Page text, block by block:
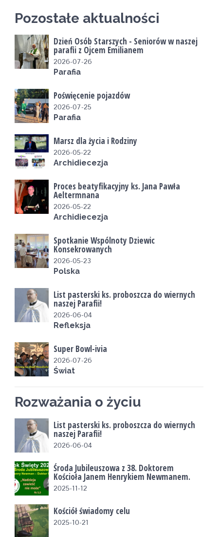
Pozostałe aktualności
Dzień Osób Starszych - Seniorów w naszej
parafii z Ojcem Emilianem
2026-07-26
Parafia
Poświęcenie pojazdów
2026-07-25
Parafia
Marsz dla życia i Rodziny
2026-05-22
Archidiecezja
Proces beatyfikacyjny ks. Jana Pawła
Aeltermnana
2026-05-22
Archidiecezja
Spotkanie Wspólnoty Dziewic
Konsekrowanych
2026-05-23
Polska
List pasterski ks. proboszcza do wiernych
naszej Parafii!
2026-06-04
Refleksja
Super Bowl-ivia
2026-07-26
Świat
Rozważania o życiu
List pasterski ks. proboszcza do wiernych
naszej Parafii!
2026-06-04
Środa Jubileuszowa z 38. Doktorem
Kościoła Janem Henrykiem Newmanem.
2025-11-12
Kościół świadomy celu
2025-10-21